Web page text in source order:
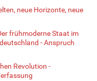
neue Horizonte, neue
frühmoderne Staat im
- Anspruch
Revolution -